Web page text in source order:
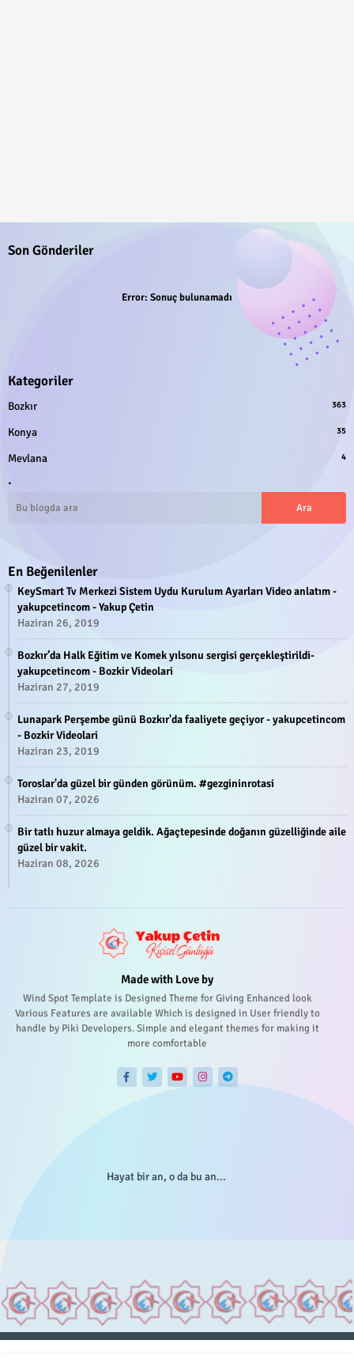
Son Gönderiler
Error: Sonuç bulunamadı
Kategoriler
Bozkır 363
Konya 35
Mevlana 4
.
En Beğenilenler
KeySmart Tv Merkezi Sistem Uydu Kurulum Ayarları Video anlatım -
yakupcetincom - Yakup Çetin
Haziran 26, 2019
Bozkır’da Halk Eğitim ve Komek yılsonu sergisi gerçekleştirildi-
yakupcetincom - Bozkir Videolari
Haziran 27, 2019
Lunapark Perşembe günü Bozkır'da faaliyete geçiyor - yakupcetincom
- Bozkir Videolari
Haziran 23, 2019
Toroslar'da güzel bir günden görünüm. #gezgininrotasi
Haziran 07, 2026
Bir tatlı huzur almaya geldik. Ağaçtepesinde doğanın güzelliğinde aile
güzel bir vakit.
Haziran 08, 2026
Made with Love by
Wind Spot Template is Designed Theme for Giving Enhanced look
Various Features are available Which is designed in User friendly to
handle by Piki Developers. Simple and elegant themes for making it
more comfortable
Hayat bir an, o da bu an...